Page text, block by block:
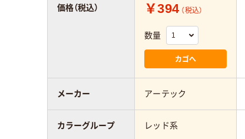
￥394 （税込）
数量
カゴへ
アーテック
レッド系
価格（税込）
メーカー
カラーグループ